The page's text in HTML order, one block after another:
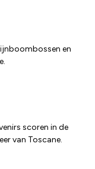
en
scoren in de
van Toscane.